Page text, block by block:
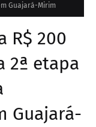
Guajará-Mirim
R$ 200
2ª etapa
Guajará-